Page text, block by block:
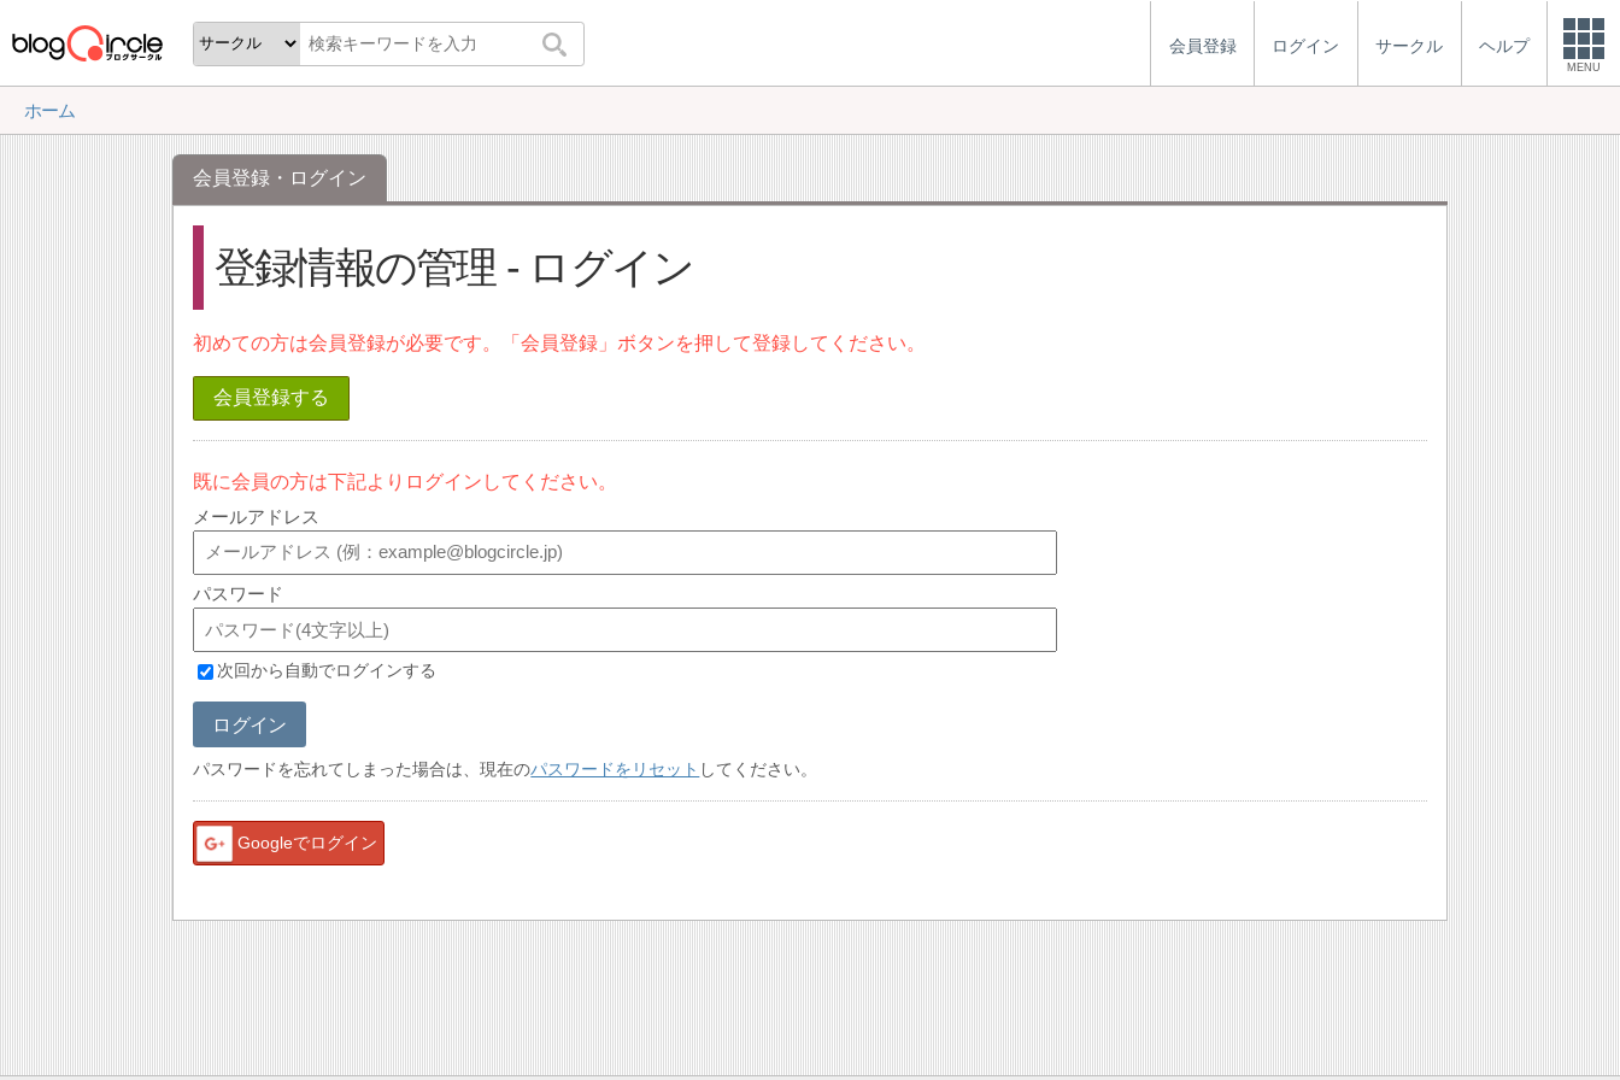
会員登録 ログイン サークル ヘルプ
MENU
ホーム
会員登録・ログイン
登録情報の管理 - ログイン
初めての方は会員登録が必要です。「会員登録」ボタンを押して登録してください。
会員登録する
既に会員の方は下記よりログインしてください。
メールアドレス
パスワード
次回から自動でログインする
ログイン
パスワードを忘れてしまった場合は、現在のパスワードをリセット してください。
Googleでログイン